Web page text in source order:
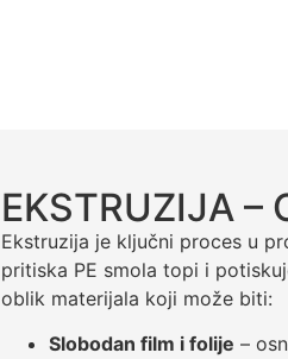
EKSTRUZIJA
Ekstruzija je ključni proces u
pritiska PE smola topi i
oblik materijala koji može biti:
Slobodan film i folije –